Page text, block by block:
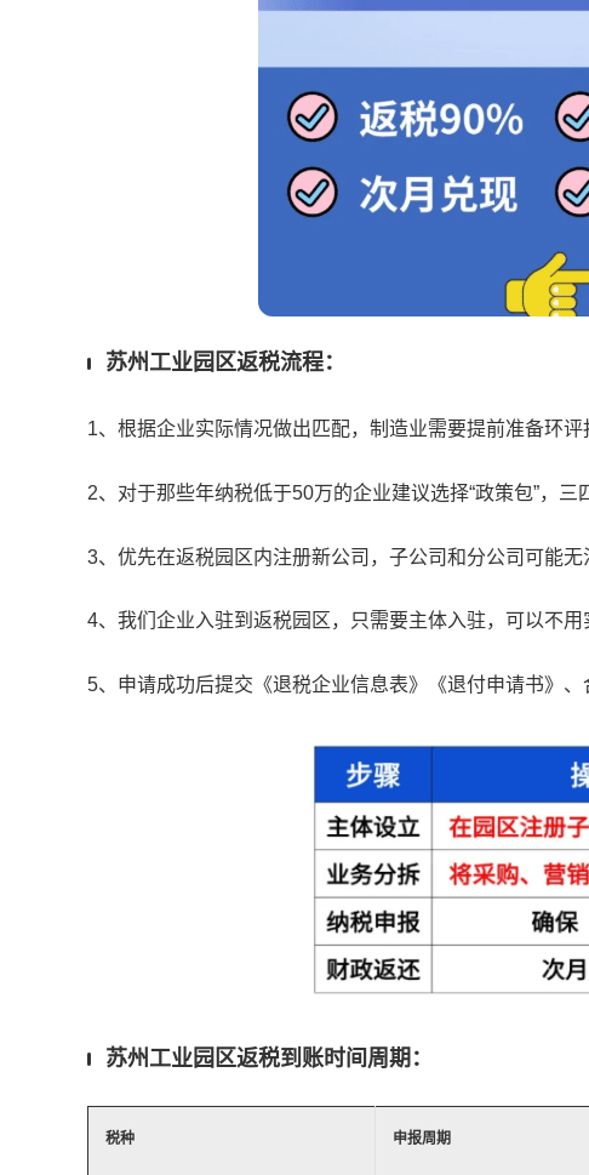
苏州工业园区返税流程：
1、根据企业实际情况做出匹配，制造业需要提前准备环
2、对于那些年纳税低于50万的企业建议选择“政策包”，三
3、优先在返税园区内注册新公司，子公司和分公司可能
4、我们企业入驻到返税园区，只需要主体入驻，可以不用
5、申请成功后提交《退税企业信息表》《退付申请书》
苏州工业园区返税到账时间周期：
税种 申报周期